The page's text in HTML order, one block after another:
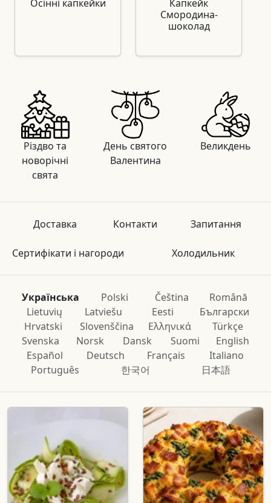
Осінні капкейки
Капкейк
Смородина-
шоколад
Різдво та
новорічні
свята
День святого
Валентина
Великдень
Доставка Контакти Запитання
Сертифікати і нагороди Холодильник
Українська Polski Čeština
Română
Lietuvių
Latviešu Eesti
Български
Hrvatski
Slovenščina Ελληνικά
Türkçe
Svenska
Norsk Dansk Suomi
English
Español
Deutsch Français
Italiano
Português
한국어 日本語